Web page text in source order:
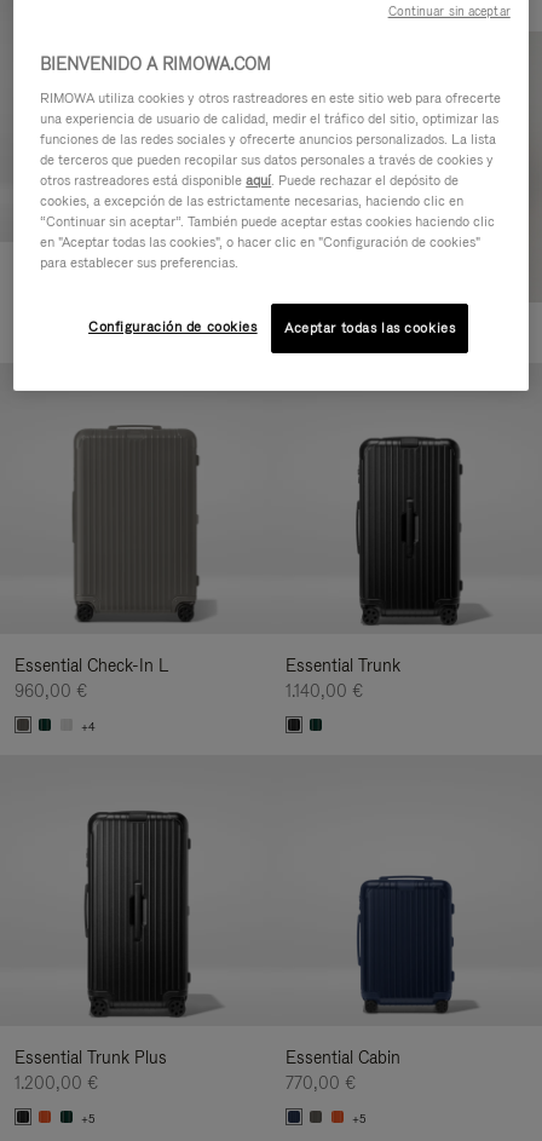
Essential Cabin
+5
Essential Check-In L
960,00 €
+4
Essential Trunk
1.140,00 €
Essential Trunk Plus
1.200,00 €
+5
Essential Cabin
770,00 €
+5
BIENVENIDO A RIMOWA.COM
RIMOWA utiliza cookies y otros rastreadores en este sitio web para ofrecerte
una experiencia de usuario de calidad, medir el tráfico del sitio, optimizar las
funciones de las redes sociales y ofrecerte anuncios personalizados. La lista
de terceros que pueden recopilar sus datos personales a través de cookies y
otros rastreadores está disponibleaquí. Puede rechazar el depósito de
cookies, a excepción de las estrictamente necesarias, haciendo clic en
“Continuar sin aceptar”. También puede aceptar estas cookies haciendo clic
en "Aceptar todas las cookies", o hacer clic en "Configuración de cookies"
para establecer sus preferencias.
Configuración de cookies Aceptar todas las cookies
Continuar sin aceptar